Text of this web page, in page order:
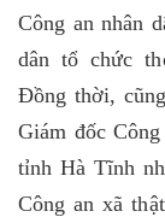
Công an nhân
dân tổ chức
Đồng thời,
Giám đốc
tỉnh Hà Tĩnh
Công an xã